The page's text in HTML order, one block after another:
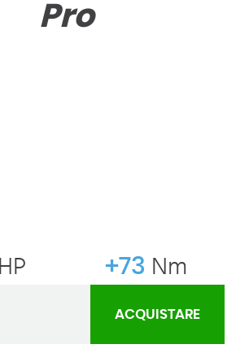
Pro
HP +73 Nm
ACQUISTARE